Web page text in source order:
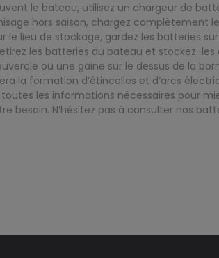
le bateau, utilisez un chargeur de
hors saison, chargez complètement
le lieu de stockage, gardez les
les batteries du bateau et stockez-
ou une gaine sur le dessus de la
la formation d’étincelles et d’arcs
les informations nécessaires pour
besoin. N’hésitez pas à consulter nos